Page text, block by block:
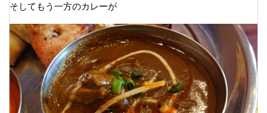
そしてもう一方のカレーが